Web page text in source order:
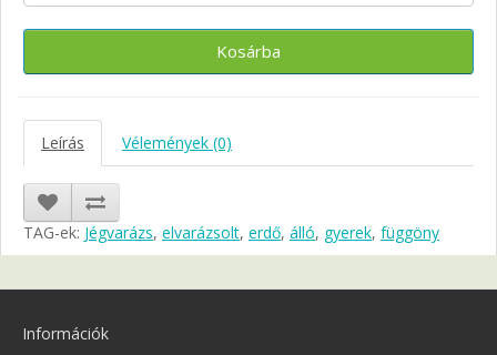
Kosárba
Leírás Vélemények (0)
TAG-ek: Jégvarázs, elvarázsolt, erdő, álló, gyerek, függöny
Információk